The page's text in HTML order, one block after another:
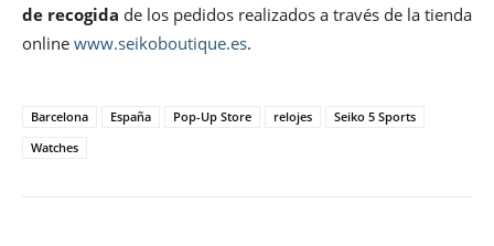
de recogida de los pedidos realizados a través de la tienda
online www.seikoboutique.es.
Barcelona España Pop-Up Store relojes
Seiko 5 Sports
Watches